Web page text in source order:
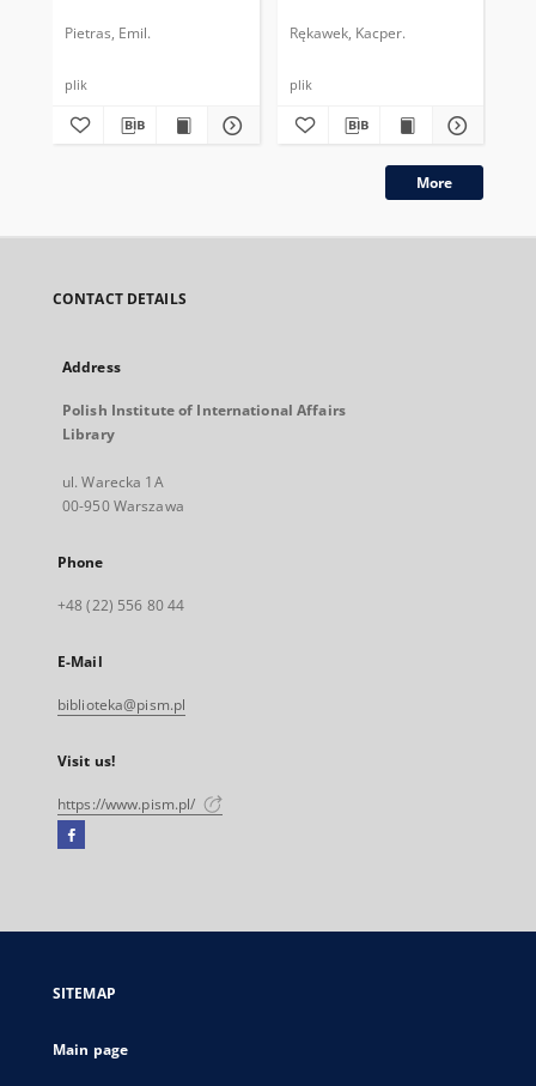
Pietras, Emil.
plik
terrorystyczne
Rękawek, Kacper.
plik
More
CONTACT DETAILS
Address
Polish Institute of International Affairs
Library
ul. Warecka 1A
00-950 Warszawa
Phone
+48 (22) 556 80 44
E-Mail
biblioteka@pism.pl
Visit us!
https://www.pism.pl/
Facebook
open
new
SITEMAP
Main page